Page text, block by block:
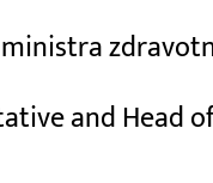
ministra
and Head